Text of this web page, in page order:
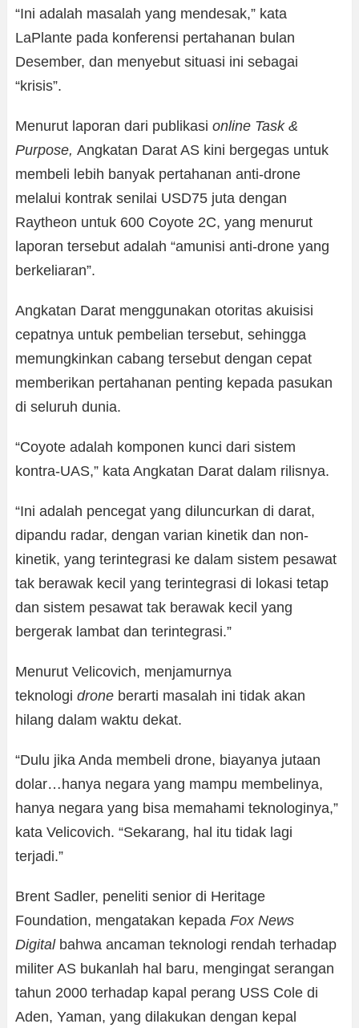
“Ini adalah masalah yang mendesak,” kata
LaPlante pada konferensi pertahanan bulan
Desember, dan menyebut situasi ini sebagai
“krisis”.
Menurut laporan dari publikasi online Task &
Purpose, Angkatan Darat AS kini bergegas untuk
membeli lebih banyak pertahanan anti-drone
melalui kontrak senilai USD75 juta dengan
Raytheon untuk 600 Coyote 2C, yang menurut
laporan tersebut adalah “amunisi anti-drone yang
berkeliaran”.
Angkatan Darat menggunakan otoritas akuisisi
cepatnya untuk pembelian tersebut, sehingga
memungkinkan cabang tersebut dengan cepat
memberikan pertahanan penting kepada pasukan
di seluruh dunia.
“Coyote adalah komponen kunci dari sistem
kontra-UAS,” kata Angkatan Darat dalam rilisnya.
“Ini adalah pencegat yang diluncurkan di darat,
dipandu radar, dengan varian kinetik dan non-
kinetik, yang terintegrasi ke dalam sistem pesawat
tak berawak kecil yang terintegrasi di lokasi tetap
dan sistem pesawat tak berawak kecil yang
bergerak lambat dan terintegrasi.”
Menurut Velicovich, menjamurnya
teknologi drone berarti masalah ini tidak akan
hilang dalam waktu dekat.
“Dulu jika Anda membeli drone, biayanya jutaan
dolar…hanya negara yang mampu membelinya,
hanya negara yang bisa memahami teknologinya,”
kata Velicovich. “Sekarang, hal itu tidak lagi
terjadi.”
Brent Sadler, peneliti senior di Heritage
Foundation, mengatakan kepada Fox News
Digitalbahwa ancaman teknologi rendah terhadap
militer AS bukanlah hal baru, mengingat serangan
tahun 2000 terhadap kapal perang USS Cole di
Aden, Yaman, yang dilakukan dengan kepal